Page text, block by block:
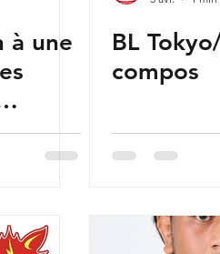
à une
BL
compos